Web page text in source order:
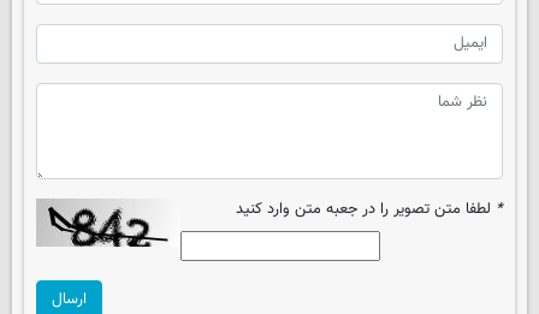
* لطفا متن تصویر را در جعبه متن وارد کنید
ارسال